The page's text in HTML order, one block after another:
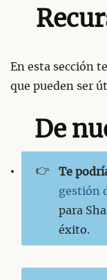
En esta sección
que pueden ser
De
👉 Te
gestión
para
éxito.